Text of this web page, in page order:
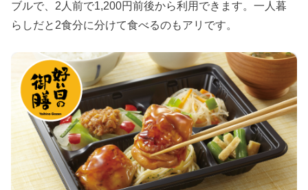
ブルで、2人前で1,200円前後から利用できます。一人暮
らしだと2食分に分けて食べるのもアリです。